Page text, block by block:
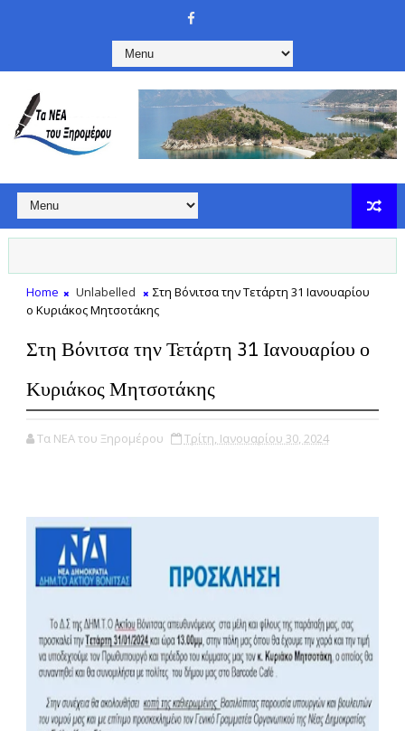
Home Unlabelled
Στη Βόνιτσα την Τετάρτη 31 Ιανουαρίου
ο Κυριάκος Μητσοτάκης
Στη Βόνιτσα την Τετάρτη 31 Ιανουαρίου ο
Κυριάκος Μητσοτάκης
Τα ΝΕΑ του Ξηρομέρου Τρίτη, Ιανουαρίου 30, 2024